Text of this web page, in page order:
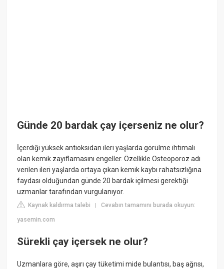
Günde 20 bardak çay içerseniz ne olur?
İçerdiği yüksek antioksidan ileri yaşlarda görülme ihtimali
olan kemik zayıflamasını engeller. Özellikle Osteoporoz adı
verilen ileri yaşlarda ortaya çıkan kemik kaybı rahatsızlığına
faydası olduğundan günde 20 bardak içilmesi gerektiği
uzmanlar tarafından vurgulanıyor.
Kaynak kaldırma talebi |Cevabın tamamını burada okuyun:
yasemin.com
Sürekli çay içersek ne olur?
Uzmanlara göre, aşırı çay tüketimi mide bulantısı, baş ağrısı,